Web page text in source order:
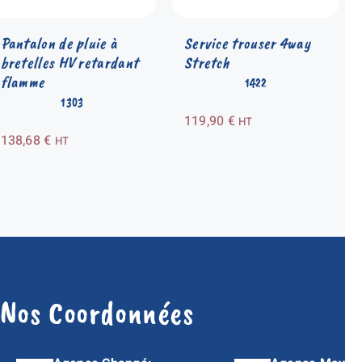
1303
Pantalon de pluie à
bretelles HV retardant
flamme
138,68€ HT
1422
Service trouser 4way
Stretch
119,90 € HT
Nos Coordonnées